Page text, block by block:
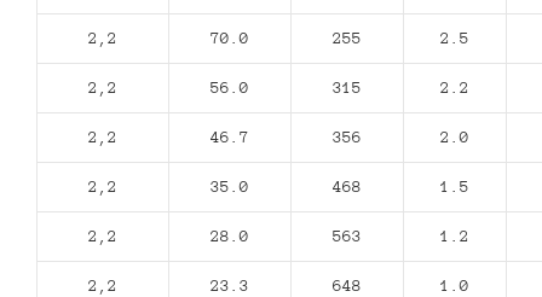
2,2 70.0 255 2.5
2,2 56.0 315 2.2
2,2 46.7 356 2.0
2,2 35.0 468 1.5
2,2 28.0 563 1.2
2,2 23.3 648 1.0